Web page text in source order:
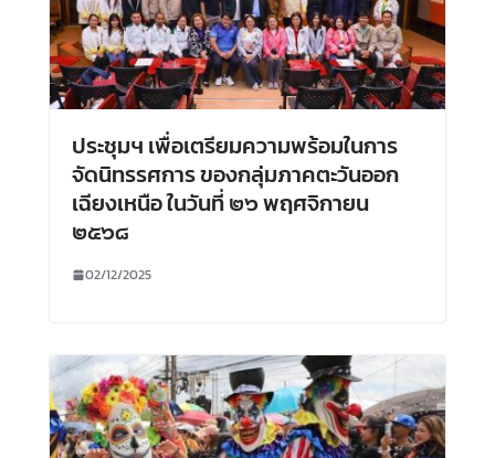
ประชุมฯ เพื่อเตรียมความพร้อมในการ
จัดนิทรรศการ ของกลุ่มภาคตะวันออก
เฉียงเหนือ ในวันที่ ๒๖ พฤศจิกายน
๒๕๖๘
02/12/2025